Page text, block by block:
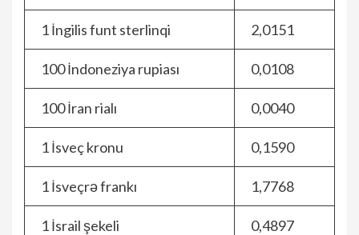
1 İngilis funt sterlinqi 2,0151
100 İndoneziya rupiası 0,0108
100 İran rialı 0,0040
1 İsveç kronu 0,1590
1 İsveçrə frankı 1,7768
1 İsrail şekeli 0,4897